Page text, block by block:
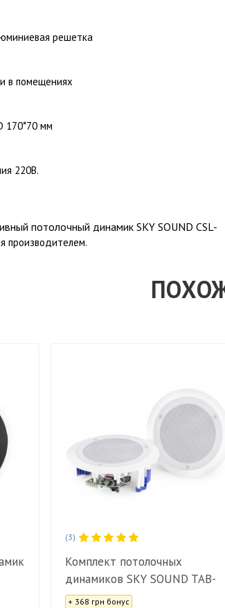
решетка
в помещениях
170*70 мм
220В.
потолочный динамик SKY SOUND CSL-
производителем.
(3)
Комплект потолочных
динамиков SKY SOUND TAB-
088 ACTIVE+bluetooth
Цена:
+ 368 грн бонус